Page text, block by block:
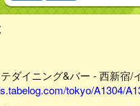
ダイニング&バー - 西新宿/
tokyo/A1304/